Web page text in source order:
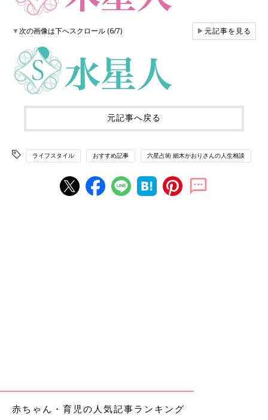
▼次の画像は下へスクロール (6/7) ▶元記事を見る
元記事へ戻る
ライフスタイル おすすめ記事 六星占術 細木かおりさんの人生相談
赤ちゃん・育児の人気記事ランキング